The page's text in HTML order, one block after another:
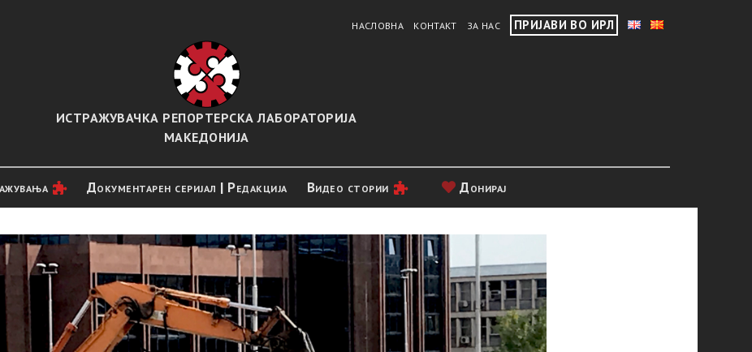
НАСЛОВНА КОНТАКТ ЗА НАС ПРИЈАВИ ВО ИРЛ
ИСТРАЖУВАЧКА РЕПОРТЕРСКА ЛАБОРАТОРИЈА
МАКЕДОНИЈА
Документарен серијал | Редакција Видео стории Донирај